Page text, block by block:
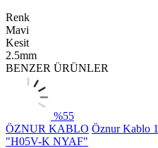
Renk
Mavi
Kesit
2.5mm
BENZER ÜRÜNLER
%55
ÖZNUR KABLO Öznur Kablo
"H05V-K NYAF"